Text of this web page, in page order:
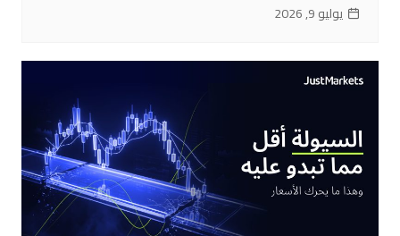
يوليو 9, 2026